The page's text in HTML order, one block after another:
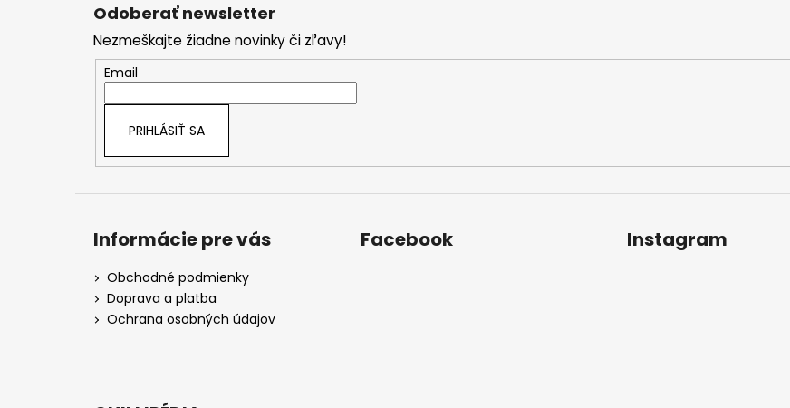
Odoberať newsletter
Nezmeškajte žiadne novinky či zľavy!
Email
PRIHLÁSIŤ SA
Informácie pre vás
Obchodné podmienky
Doprava a platba
Ochrana osobných údajov
Facebook Instagram